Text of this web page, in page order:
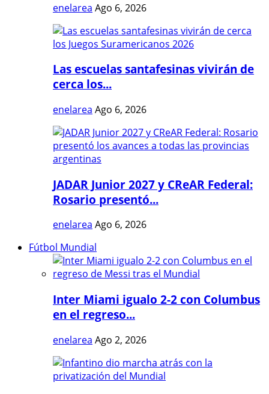
enelarea Ago 6, 2026
Las escuelas santafesinas vivirán de
cerca los...
enelarea Ago 6, 2026
JADAR Junior 2027 y CReAR Federal:
Rosario presentó...
enelarea Ago 6, 2026
Fútbol Mundial
Inter Miami igualo 2-2 con Columbus
en el regreso...
enelarea Ago 2, 2026